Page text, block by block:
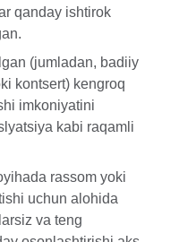
qanday ishtirok
(jumladan, badiiy
kontsert) kengroq
imkoniyatini
kabi raqamli
rassom yoki
uchun alohida
va teng